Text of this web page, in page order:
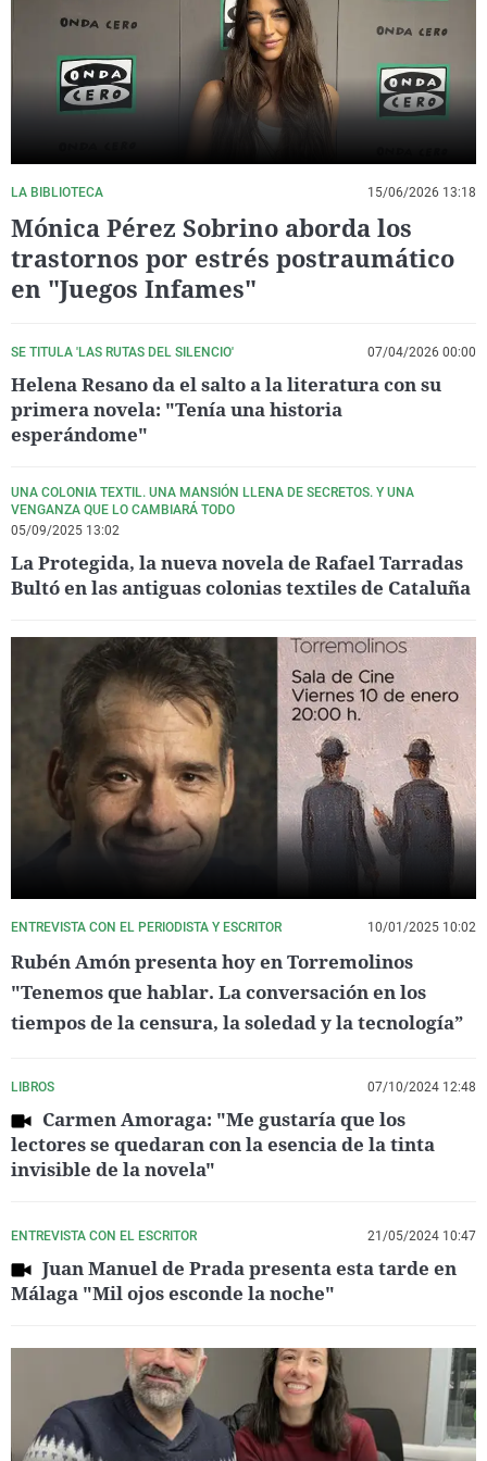
La rosa de los vientos
Gente viajera
Como el perro y el
Caso
Retornados
Equipo de
Operación Viuda
Extremadura
Galicia
La Rioja
Navarra
País Vasco
Virales
Televisión
Elecciones
LA BIBLIOTECA 15/06/2026 13:18
Mónica Pérez Sobrino aborda los
trastornos por estrés postraumático
en "Juegos Infames"
SE TITULA 'LAS RUTAS DEL SILENCIO' 07/04/2026 00:00
Helena Resano da el salto a la literatura con su
primera novela: "Tenía una historia
esperándome"
UNA COLONIA TEXTIL. UNA MANSIÓN LLENA DE SECRETOS. Y UNA
VENGANZA QUE LO CAMBIARÁ TODO
05/09/2025 13:02
La Protegida, la nueva novela de Rafael Tarradas
Bultó en las antiguas colonias textiles de Cataluña
ENTREVISTA CON EL PERIODISTA Y ESCRITOR 10/01/2025 10:02
Rubén Amón presenta hoy en Torremolinos
"Tenemos que hablar. La conversación en los
tiempos de la censura, la soledad y la tecnología”
LIBROS 07/10/2024 12:48
Carmen Amoraga: "Me gustaría que los
lectores se quedaran con la esencia de la tinta
invisible de la novela"
ENTREVISTA CON EL ESCRITOR 21/05/2024 10:47
Juan Manuel de Prada presenta esta tarde en
Málaga "Mil ojos esconde la noche"